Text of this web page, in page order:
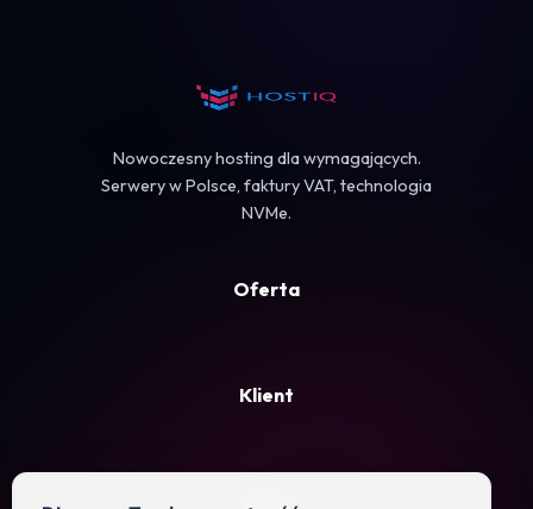
Nowoczesny hosting dla wymagających.
Serwery w Polsce, faktury VAT, technologia
NVMe.
Oferta
Klient
Firma